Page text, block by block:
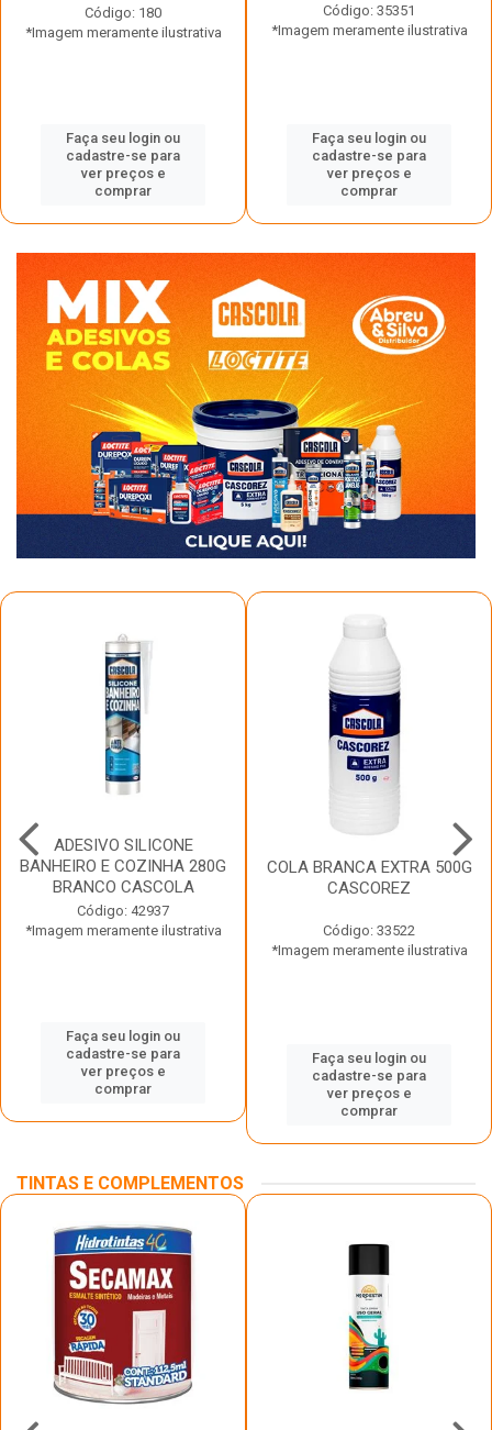
Código: 180
*Imagem meramente ilustrativa
Faça seu login ou
cadastre-se para
ver preços e
comprar
Código: 35351
*Imagem meramente ilustrativa
Faça seu login ou
cadastre-se para
ver preços e
comprar
ADESIVO SILICONE
BANHEIRO E COZINHA 280G
BRANCO CASCOLA
Código: 42937
*Imagem meramente ilustrativa
Faça seu login ou
cadastre-se para
ver preços e
comprar
COLA BRANCA EXTRA 500G
CASCOREZ
Código: 33522
*Imagem meramente ilustrativa
Faça seu login ou
cadastre-se para
ver preços e
comprar
TINTAS E COMPLEMENTOS